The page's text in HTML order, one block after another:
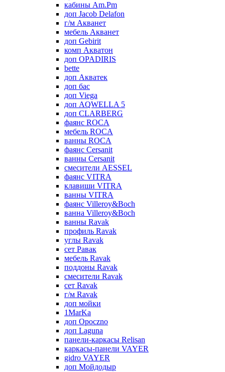
кабины Am.Pm
доп Jacob Delafon
г/м Акванет
мебель Акванет
доп Gebirit
комп Акватон
доп OPADIRIS
bette
доп Акватек
доп бас
доп Viega
доп AQWELLA 5
доп CLARBERG
фаянс ROCA
мебель ROCA
ванны ROCA
фаянс Cersanit
ванны Cersanit
смесители AESSEL
фаянс VITRA
клавиши VITRA
ванны VITRA
фаянс Villeroy&Boch
ванна Villeroy&Boch
ванны Ravak
профиль Ravak
углы Ravak
сет Равак
мебель Ravak
поддоны Ravak
смесители Ravak
сет Ravak
г/м Ravak
доп мойки
1MarKa
доп Opoczno
доп Laguna
панели-каркасы Relisan
каркасы-панели VAYER
gidro VAYER
доп Мойдодыр